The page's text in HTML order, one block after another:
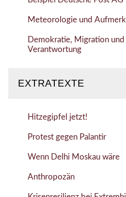
Meteorologie und
Demokratie, Migration und
Verantwortung
EXTRATEXTE
Hitzegipfel jetzt!
Protest gegen Palantir
Wenn Delhi Moskau wäre
Anthropozän